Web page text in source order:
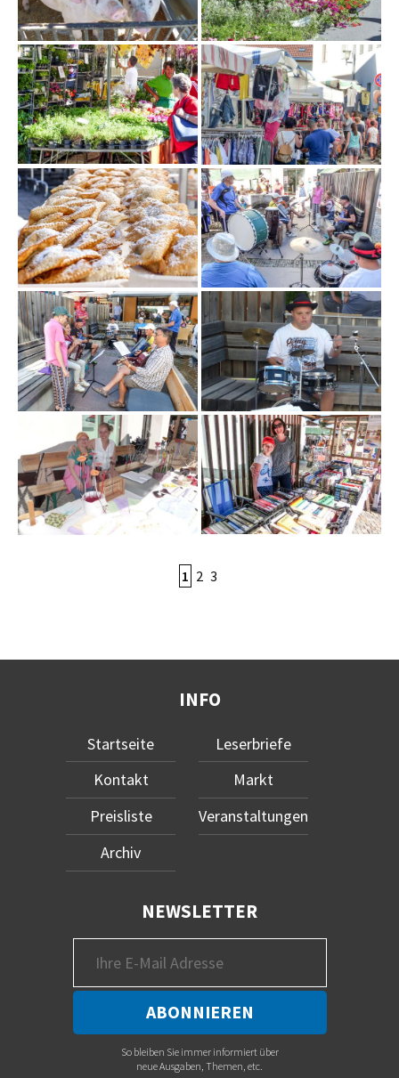
1 2 3
INFO
Startseite
Kontakt
Preisliste
Archiv
Leserbriefe
Markt
Veranstaltungen
NEWSLETTER
So bleiben Sie immer informiert über
neue Ausgaben, Themen, etc.